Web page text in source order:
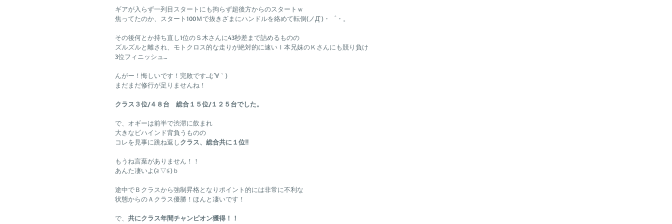
ギアが入らず一列目スタートにも拘らず超後方からのスタートｗ
焦ってたのか、スタート100Ｍで抜きざまにハンドルを絡めて転倒(ノД`)・゜・。
その後何とか持ち直し1位のＳ木さんに43秒差まで詰めるものの
ズルズルと離され、モトクロス的な走りが絶対的に速いＩ本兄妹のＫさんにも競り負け
3位フィニッシュ…
んがー！悔しいです！完敗です…(;´∀｀)
まだまだ修行が足りませんね！
クラス３位/４８台　総合１５位/１２５台でした。
で、オギーは前半で渋滞に飲まれ
大きなビハインド背負うものの
コレを見事に跳ね返しクラス、総合共に１位‼
もうね言葉がありません！！
あんた凄いよ(≧▽≦)ｂ
途中でＢクラスから強制昇格となりポイント的には非常に不利な
状態からのＡクラス優勝！ほんと凄いです！
で、 共にクラス年間チャンピオン獲得！！